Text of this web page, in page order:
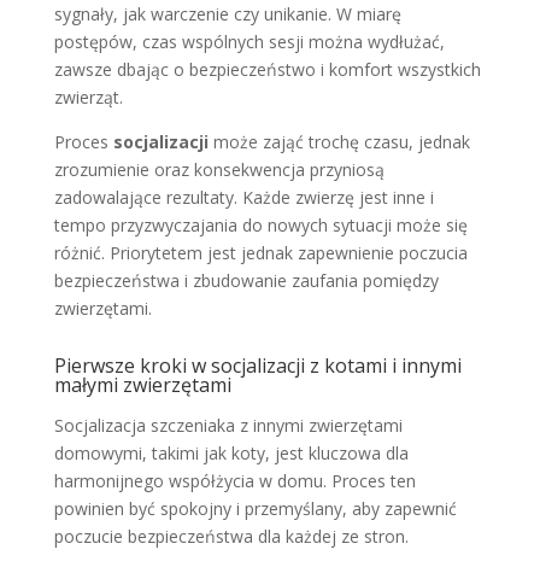
sygnały, jak warczenie czy unikanie. W miarę
postępów, czas wspólnych sesji można wydłużać,
zawsze dbając o bezpieczeństwo i komfort wszystkich
zwierząt.
Proces socjalizacji może zająć trochę czasu, jednak
zrozumienie oraz konsekwencja przyniosą
zadowalające rezultaty. Każde zwierzę jest inne i
tempo przyzwyczajania do nowych sytuacji może się
różnić. Priorytetem jest jednak zapewnienie poczucia
bezpieczeństwa i zbudowanie zaufania pomiędzy
zwierzętami.
Pierwsze kroki w socjalizacji z kotami i innymi
małymi zwierzętami
Socjalizacja szczeniaka z innymi zwierzętami
domowymi, takimi jak koty, jest kluczowa dla
harmonijnego współżycia w domu. Proces ten
powinien być spokojny i przemyślany, aby zapewnić
poczucie bezpieczeństwa dla każdej ze stron.